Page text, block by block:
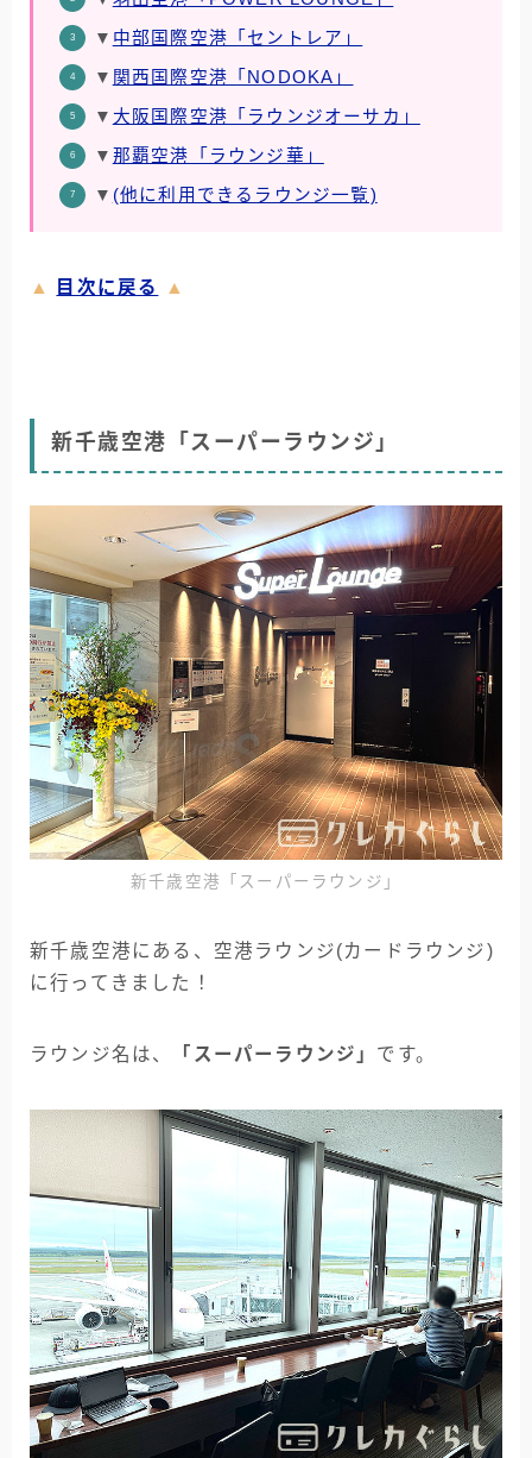
▼ 中部国際空港「セントレア」
▼ 関西国際空港「NODOKA」
▼ 大阪国際空港「ラウンジオーサカ」
▼ 那覇空港「ラウンジ華」
▼ (他に利用できるラウンジ一覧)
▲ 目次に戻る ▲
新千歳空港「スーパーラウンジ」
新千歳空港「スーパーラウンジ」
新千歳空港にある、空港ラウンジ(カードラウンジ)
に行ってきました！
ラウンジ名は、 「 スーパーラウンジ 」 です。
キャンペーン情報･
申込み方法･記事一覧 など